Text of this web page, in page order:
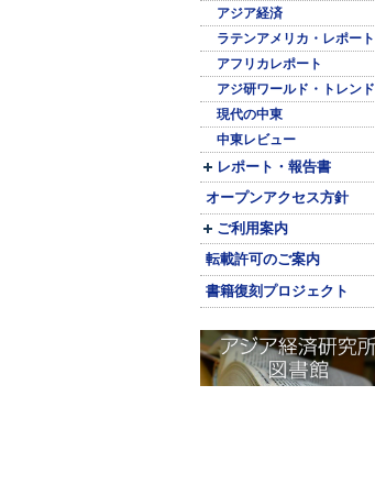
アジア経済
ラテンアメリカ・レポート
アフリカレポート
アジ研ワールド・トレンド
現代の中東
中東レビュー
レポート・報告書
オープンアクセス方針
ご利用案内
転載許可のご案内
書籍復刻プロジェクト